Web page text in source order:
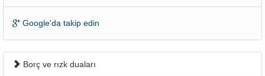
Google'da takip edin
Borç ve rızk duaları